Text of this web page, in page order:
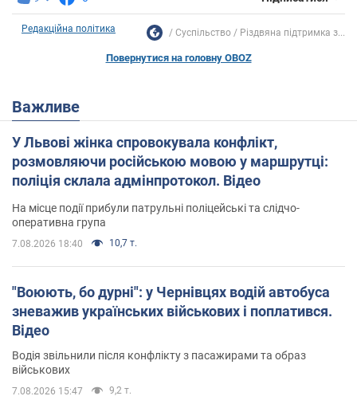
Редакційна політика Суспільство Різдвяна підтримка з...
Повернутися на головну OBOZ
Важливе
У Львові жінка спровокувала конфлікт,
розмовляючи російською мовою у маршрутці:
поліція склала адмінпротокол. Відео
На місце події прибули патрульні поліцейські та слідчо-
оперативна група
7.08.2026 18:40 10,7 т.
"Воюють, бо дурні": у Чернівцях водій автобуса
зневажив українських військових і поплатився.
Відео
Водія звільнили після конфлікту з пасажирами та образ
військових
7.08.2026 15:47 9,2 т.